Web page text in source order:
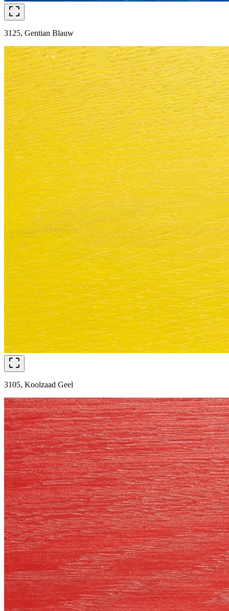
3125, Gentian Blauw
3105, Koolzaad Geel